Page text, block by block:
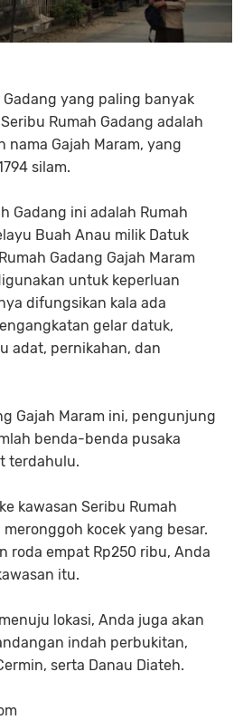
yang paling banyak
Rumah Gadang adalah
nama Gajah Maram, yang
silam.
Gadang ini adalah Rumah
Buah Anau milik Datuk
Gadang Gajah Maram
untuk keperluan
difungsikan kala ada
gelar datuk,
adat, pernikahan, dan
Gajah Maram ini, pengunjung
benda-benda pusaka
terdahulu.
kawasan Seribu Rumah
kocek yang besar.
roda empat Rp250 ribu, Anda
itu.
lokasi, Anda juga akan
indah perbukitan,
serta Danau Diateh.